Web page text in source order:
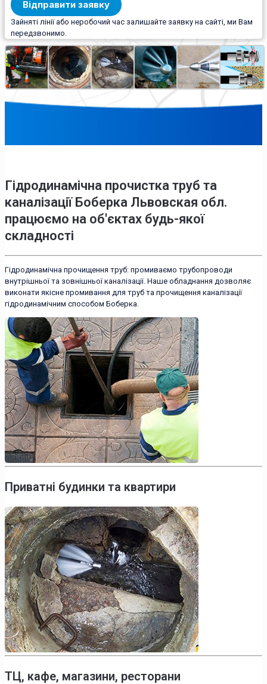
Зайняті лінії або неробочий час залишайте заявку на сайті, ми Вам
передзвонимо.
Гідродинамічна прочистка труб та
каналізації Боберка Львовская обл.
працюємо на об'єктах будь-якої
складності
Гідродинамічна прочищення труб: промиваємо трубопроводи
внутрішньої та зовнішньої каналізації. Наше обладнання дозволяє
виконати якісне промивання для труб та прочищення каналізації
гідродинамічним способом Боберка.
Приватні будинки та квартири
ТЦ, кафе, магазини, ресторани